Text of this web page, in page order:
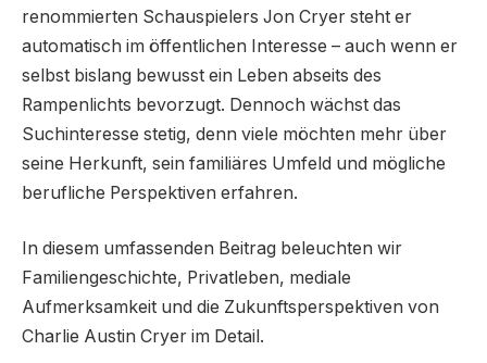
renommierten Schauspielers Jon Cryer steht er
automatisch im öffentlichen Interesse – auch wenn er
selbst bislang bewusst ein Leben abseits des
Rampenlichts bevorzugt. Dennoch wächst das
Suchinteresse stetig, denn viele möchten mehr über
seine Herkunft, sein familiäres Umfeld und mögliche
berufliche Perspektiven erfahren.
In diesem umfassenden Beitrag beleuchten wir
Familiengeschichte, Privatleben, mediale
Aufmerksamkeit und die Zukunftsperspektiven von
Charlie Austin Cryer im Detail.